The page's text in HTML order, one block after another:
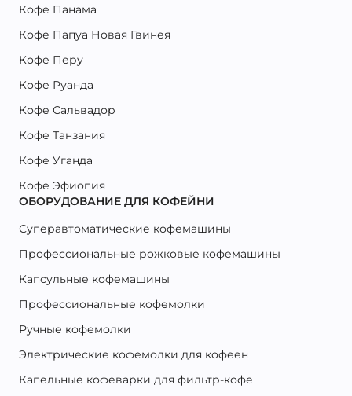
Кофе Панама
Кофе Папуа Новая Гвинея
Кофе Перу
Кофе Руанда
Кофе Сальвадор
Кофе Танзания
Кофе Уганда
Кофе Эфиопия
ОБОРУДОВАНИЕ ДЛЯ КОФЕЙНИ
Суперавтоматические кофемашины
Профессиональные рожковые кофемашины
Капсульные кофемашины
Профессиональные кофемолки
Ручные кофемолки
Электрические кофемолки для кофеен
Капельные кофеварки для фильтр-кофе